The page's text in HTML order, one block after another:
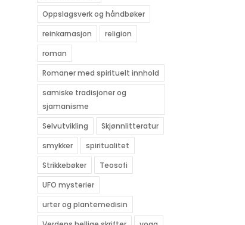
Oppslagsverk og håndbøker
reinkarnasjon
religion
roman
Romaner med spirituelt innhold
samiske tradisjoner og
sjamanisme
Selvutvikling
Skjønnlitteratur
smykker
spiritualitet
Strikkebøker
Teosofi
UFO mysterier
urter og plantemedisin